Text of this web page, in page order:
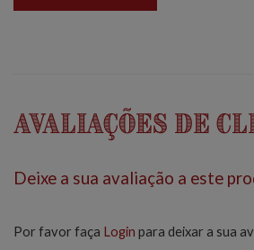
Avaliações de
Deixe a sua avaliação a este
Por favor faça Login para deixar a sua